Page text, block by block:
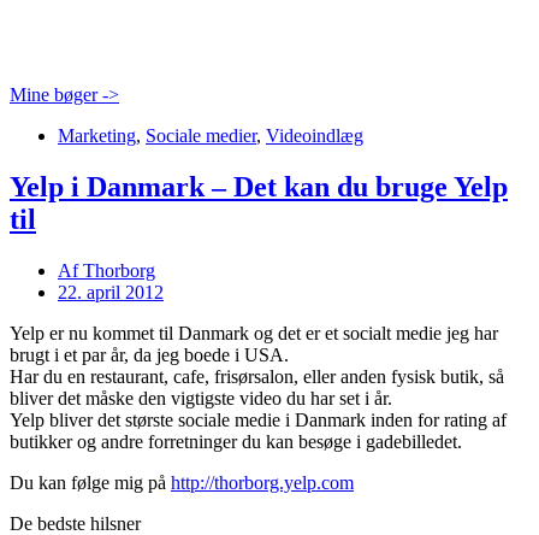
Mine bøger ->
Marketing, Sociale medier, Videoindlæg
Yelp i Danmark – Det kan du bruge Yelp
til
AfThorborg
22. april 2012
Yelp er nu kommet til Danmark og det er et socialt medie jeg har
brugt i et par år, da jeg boede i USA.
Har du en restaurant, cafe, frisørsalon, eller anden fysisk butik, så
bliver det måske den vigtigste video du har set i år.
Yelp bliver det største sociale medie i Danmark inden for rating af
butikker og andre forretninger du kan besøge i gadebilledet.
Du kan følge mig på http://thorborg.yelp.com
De bedste hilsner